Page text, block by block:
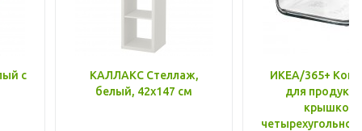
с
КАЛЛАКС Стеллаж,
белый, 42x147 см
ИКЕА/365+
для
крышкой,